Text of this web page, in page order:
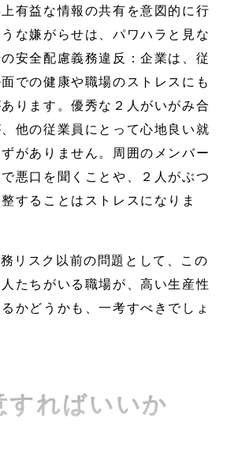
有益な情報の共有を意図的に行
な嫌がらせは、パワハラと見な
安全配慮義務違反：企業は、従
での健康や職場のストレスにも
ります。優秀な２人がいがみ合
他の従業員にとって心地良い就
がありません。周囲のメンバー
悪口を聞くことや、２人がぶつ
することはストレスになりま
リスク以前の問題として、この
たちがいる職場が、高い生産性
かどうかも、一考すべきでしょ
すればいいか